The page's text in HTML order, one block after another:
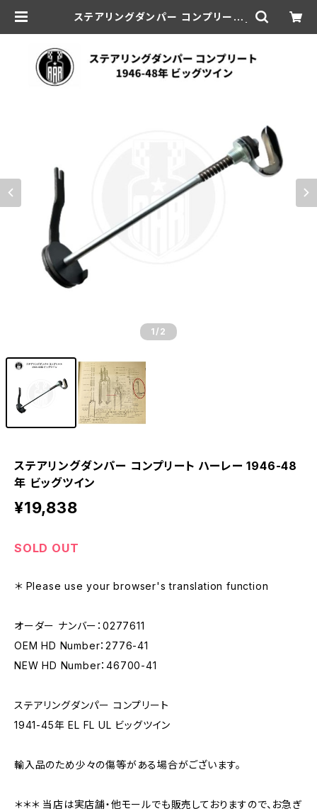
ステアリングダンパー コンプリート
1 /2
ステアリングダンパー コンプリート ハーレー 1946-48
年 ビッグツイン
¥19,838
SOLD OUT
＊ Please use your browser's translation function
オーダー ナンバー：0277611
OEM HD Number：2776-41
NEW HD Number：46700-41
ステアリングダンパー コンプリート
1941-45年 EL FL UL ビッグツイン
輸入品のため少々の傷等がある場合がございます。
＊＊＊ 当店は実店舗・他モールでも販売しておりますので、お急ぎ